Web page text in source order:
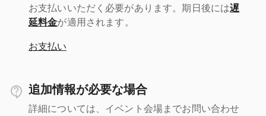
お支払いいただく必要があります。期日後には遅
延料金が適用されます。
お支払い
追加情報が必要な場合
詳細については、イベント会場までお問い合わせ